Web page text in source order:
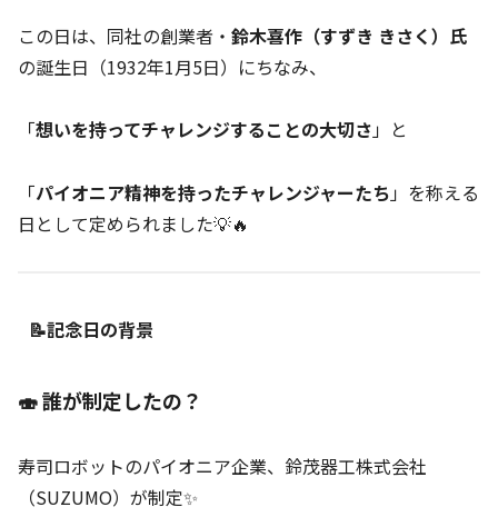
この日は、同社の創業者・ 鈴木喜作（すずき きさく）氏
の誕生日（1932年1月5日）にちなみ、
「想いを持ってチャレンジすることの大切さ」と
「パイオニア精神を持ったチャレンジャーたち」を称える
日として定められました💡🔥
📝記念日の背景
🍣 誰が制定したの？
寿司ロボットのパイオニア企業、鈴茂器工株式会社
（SUZUMO）が制定✨